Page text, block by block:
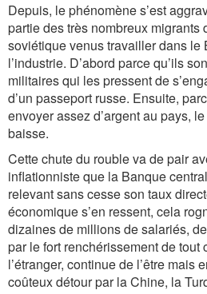
Depuis, le phénomène s’est
partie des très nombreux migrants
soviétique venus travailler dans le
l’industrie. D’abord parce qu’ils
militaires qui les pressent de
d’un passeport russe. Ensuite,
envoyer assez d’argent au pays,
baisse.
Cette chute du rouble va de pair
inflationniste que la Banque
relevant sans cesse son taux
économique s’en ressent, cela
dizaines de millions de salariés,
par le fort renchérissement de tout
l’étranger, continue de l’être mais
coûteux détour par la Chine, la